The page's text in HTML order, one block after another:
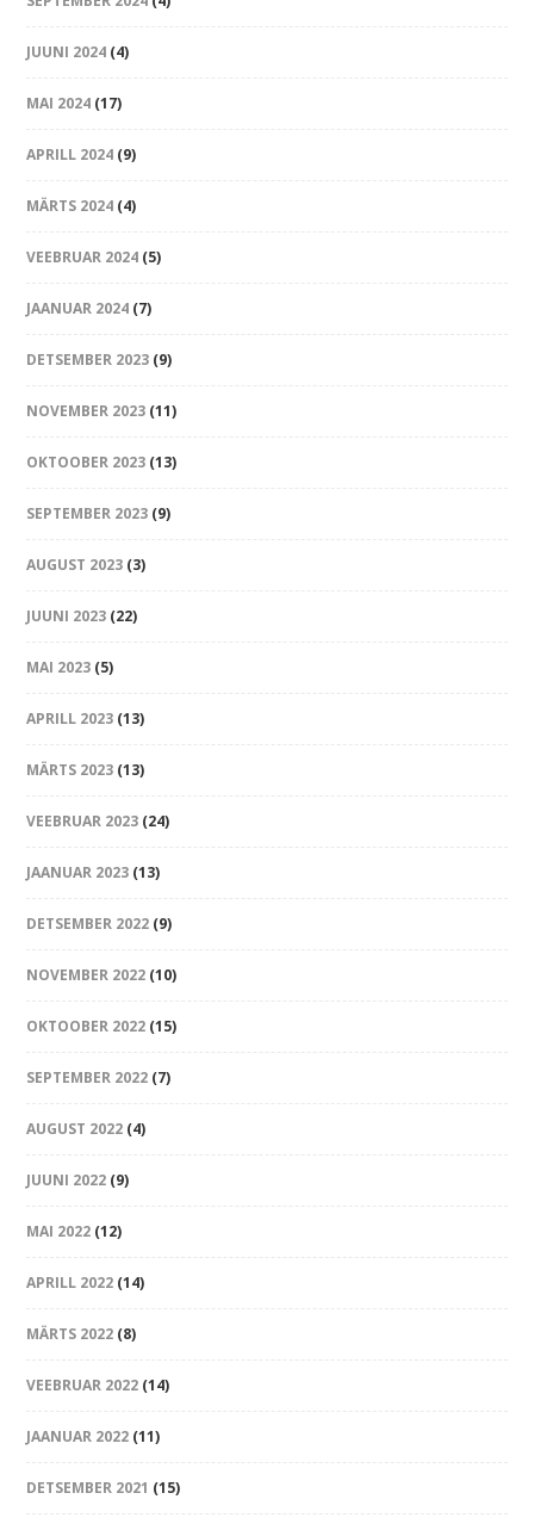
JUUNI 2024 (4)
MAI 2024 (17)
APRILL 2024 (9)
MÄRTS 2024 (4)
VEEBRUAR 2024 (5)
JAANUAR 2024 (7)
DETSEMBER 2023 (9)
NOVEMBER 2023 (11)
OKTOOBER 2023 (13)
SEPTEMBER 2023 (9)
AUGUST 2023 (3)
JUUNI 2023 (22)
MAI 2023 (5)
APRILL 2023 (13)
MÄRTS 2023 (13)
VEEBRUAR 2023 (24)
JAANUAR 2023 (13)
DETSEMBER 2022 (9)
NOVEMBER 2022 (10)
OKTOOBER 2022 (15)
SEPTEMBER 2022 (7)
AUGUST 2022 (4)
JUUNI 2022 (9)
MAI 2022 (12)
APRILL 2022 (14)
MÄRTS 2022 (8)
VEEBRUAR 2022 (14)
JAANUAR 2022 (11)
DETSEMBER 2021 (15)